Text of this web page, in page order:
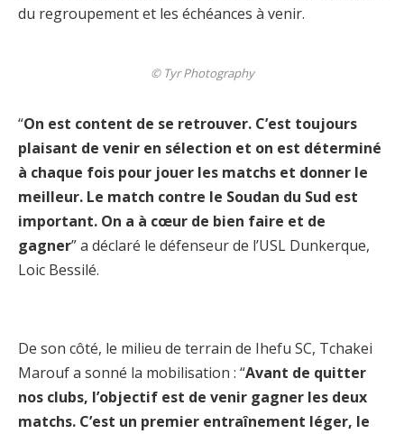
du regroupement et les échéances à venir.
© Tyr Photography
“On est content de se retrouver. C’est toujours
plaisant de venir en sélection et on est déterminé
à chaque fois pour jouer les matchs et donner le
meilleur. Le match contre le Soudan du Sud est
important. On a à cœur de bien faire et de
gagner” a déclaré le défenseur de l’USL Dunkerque,
Loic Bessilé.
De son côté, le milieu de terrain de Ihefu SC, Tchakei
Marouf a sonné la mobilisation : “Avant de quitter
nos clubs, l’objectif est de venir gagner les deux
matchs. C’est un premier entraînement léger, le